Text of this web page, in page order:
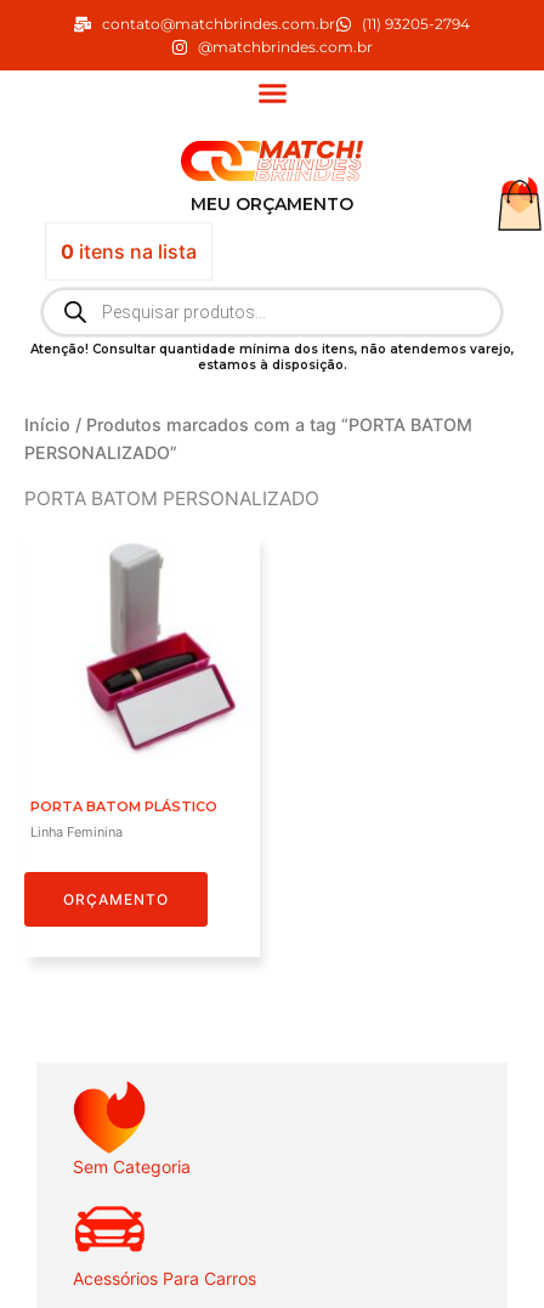
o
contato@matchbrindes.com.br
(11) 93205-2794
@matchbrindes.com.br
MEU ORÇAMENTO
0itens na lista
Pesquisar
produtos
Atenção! Consultar quantidade mínima dos itens, não atendemos varejo,
estamos à disposição.
Sem Categoria
Acessórios Para Carros
Início / Produtos marcados com a tag “PORTA BATOM
PERSONALIZADO”
PORTA BATOM PERSONALIZADO
PORTA BATOM PLÁSTICO
Linha Feminina
ORÇAMENTO